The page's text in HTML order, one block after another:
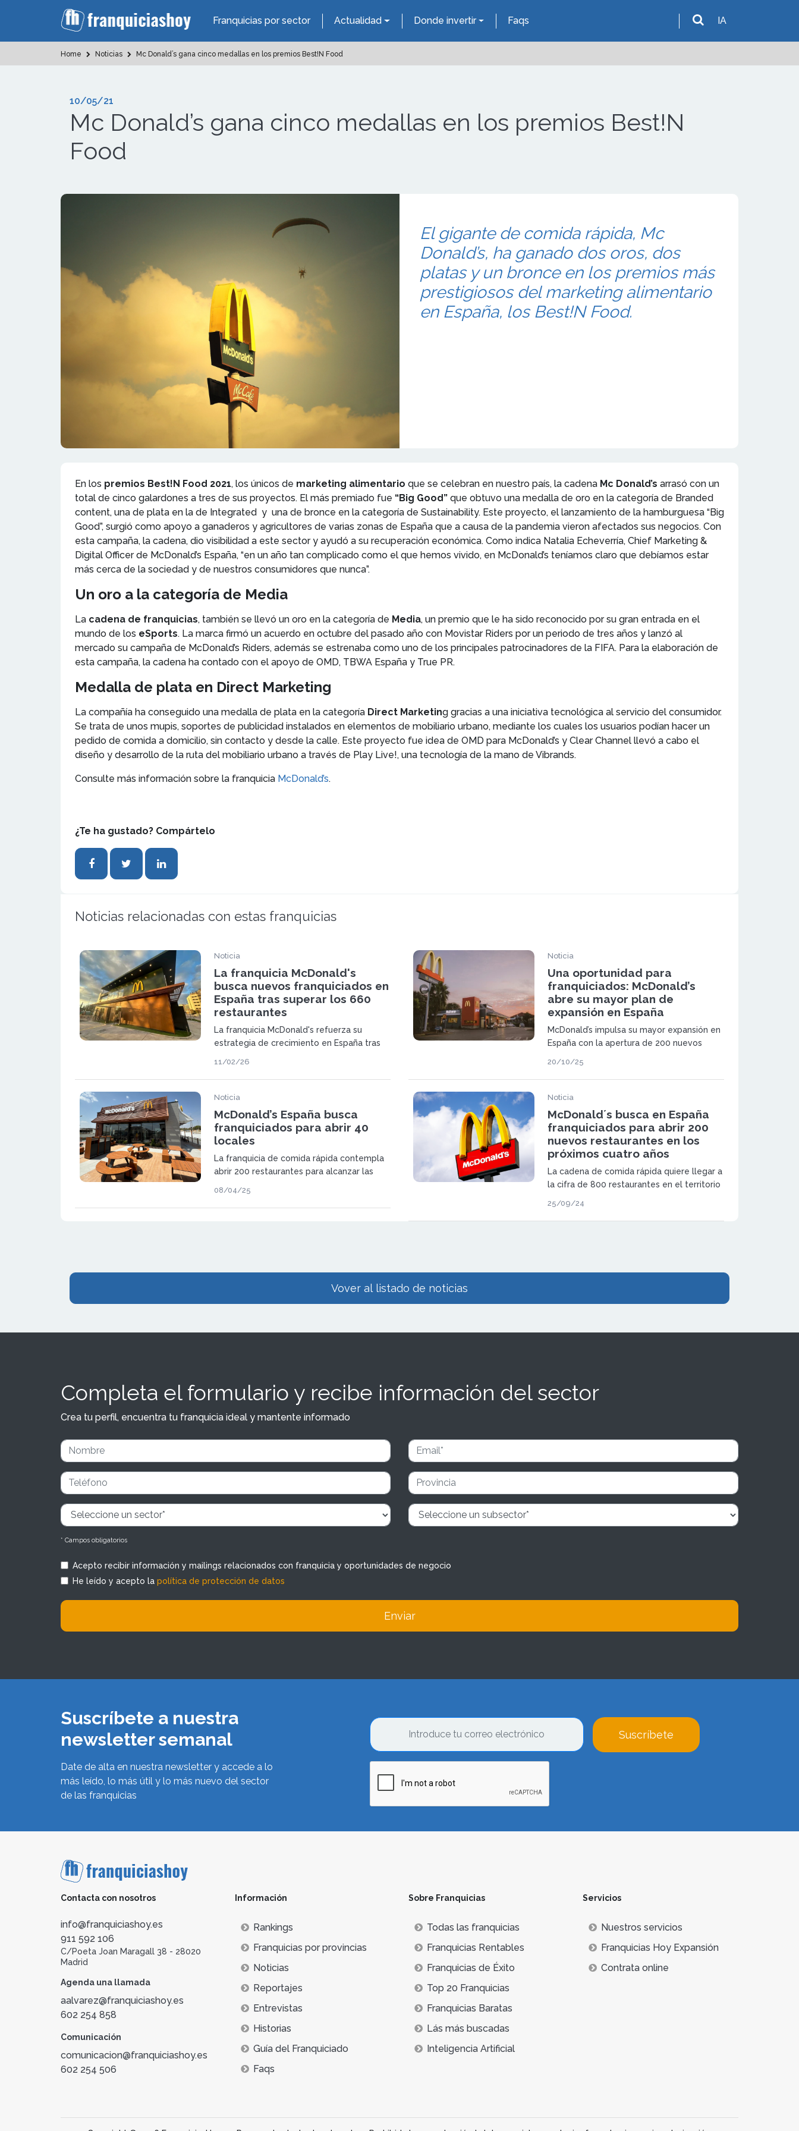
Franquicias por sector Actualidad Donde invertir Faqs IA
Home Noticias Mc Donald’s gana cinco medallas en los premios Best!N Food
10/05/21
Mc Donald’s gana cinco medallas en los premios Best!N
Food
El gigante de comida rápida, Mc
Donald’s, ha ganado dos oros, dos
platas y un bronce en los premios más
prestigiosos del marketing alimentario
en España, los Best!N Food.
En los premios Best!N Food 2021, los únicos de marketing alimentario que se celebran en nuestro país, la cadena Mc Donald’s arrasó con un
total de cinco galardones a tres de sus proyectos. El más premiado fue “Big Good” que obtuvo una medalla de oro en la categoría de Branded
content, una de plata en la de Integrated y una de bronce en la categoría de Sustainability. Este proyecto, el lanzamiento de la hamburguesa “Big
Good”, surgió como apoyo a ganaderos y agricultores de varias zonas de España que a causa de la pandemia vieron afectados sus negocios. Con
esta campaña, la cadena, dio visibilidad a este sector y ayudó a su recuperación económica. Como indica Natalia Echeverría, Chief Marketing &
Digital Officer de McDonald’s España, “en un año tan complicado como el que hemos vivido, en McDonald’s teníamos claro que debíamos estar
más cerca de la sociedad y de nuestros consumidores que nunca”.
Un oro a la categoría de Media
La cadena de franquicias, también se llevó un oro en la categoría de Media, un premio que le ha sido reconocido por su gran entrada en el
mundo de los eSports. La marca firmó un acuerdo en octubre del pasado año con Movistar Riders por un periodo de tres años y lanzó al
mercado su campaña de McDonald’s Riders, además se estrenaba como uno de los principales patrocinadores de la FIFA. Para la elaboración de
esta campaña, la cadena ha contado con el apoyo de OMD, TBWA España y True PR.
Medalla de plata en Direct Marketing
La compañía ha conseguido una medalla de plata en la categoría Direct Marketing gracias a una iniciativa tecnológica al servicio del consumidor.
Se trata de unos mupis, soportes de publicidad instalados en elementos de mobiliario urbano, mediante los cuales los usuarios podían hacer un
pedido de comida a domicilio, sin contacto y desde la calle. Este proyecto fue idea de OMD para McDonald’s y Clear Channel llevó a cabo el
diseño y desarrollo de la ruta del mobiliario urbano a través de Play Live!, una tecnología de la mano de Vibrands.
Consulte más información sobre la franquicia McDonald’s.
¿Te ha gustado? Compártelo
Noticias relacionadas con estas franquicias
Noticia
La franquicia McDonald's
busca nuevos franquiciados en
España tras superar los 660
restaurantes
La franquicia McDonald's refuerza su
estrategia de crecimiento en España tras
franquiciados.
11/02/26
Noticia
Una oportunidad para
franquiciados: McDonald’s
abre su mayor plan de
expansión en España
McDonald’s impulsa su mayor expansión en
España con la apertura de 200 nuevos
invertirá más de 500 millones de euros y
busca nuevos franquiciados que deseen
unirse a su red.
20/10/25
Noticia
McDonald’s España busca
franquiciados para abrir 40
locales
La franquicia de comida rápida contempla
abrir 200 restaurantes para alcanzar las
08/04/25
Noticia
McDonald´s busca en España
franquiciados para abrir 200
nuevos restaurantes en los
próximos cuatro años
La cadena de comida rápida quiere llegar a
la cifra de 800 restaurantes en el territorio
25/09/24
Vover al listado de noticias
Completa el formulario y recibe información del sector
Crea tu perfil, encuentra tu franquicia ideal y mantente informado
* Campos obligatorios
Acepto recibir información y mailings relacionados con franquicia y oportunidades de negocio
He leído y acepto la política de protección de datos
Enviar
Suscríbete a nuestra
newsletter semanal
Date de alta en nuestra newsletter y accede a lo
más leído, lo más útil y lo más nuevo del sector
de las franquicias
Suscríbete
Contacta con nosotros
info@franquiciashoy.es
911 592 106
C/Poeta Joan Maragall 38 - 28020
Madrid
Agenda una llamada
aalvarez@franquiciashoy.es
602 254 858
Comunicación
comunicacion@franquiciashoy.es
602 254 506
Información
Rankings
Franquicias por provincias
Noticias
Reportajes
Entrevistas
Historias
Guía del Franquiciado
Faqs
Sobre Franquicias
Todas las franquicias
Franquicias Rentables
Franquicias de Éxito
Top 20 Franquicias
Franquicias Baratas
Lás más buscadas
Inteligencia Artificial
Servicios
Nuestros servicios
Franquicias Hoy Expansión
Contrata online